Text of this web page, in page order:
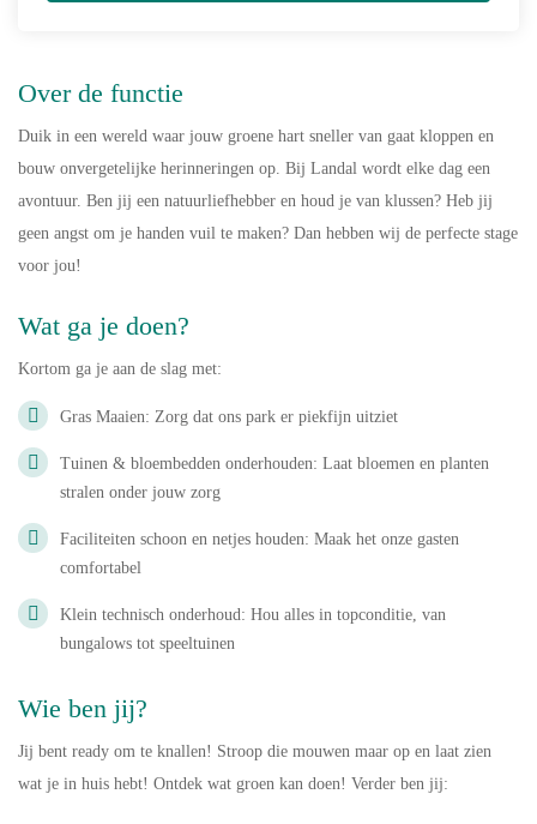
Over de functie
Duik in een wereld waar jouw groene hart sneller van gaat kloppen en
bouw onvergetelijke herinneringen op. Bij Landal wordt elke dag een
avontuur. Ben jij een natuurliefhebber en houd je van klussen? Heb jij
geen angst om je handen vuil te maken? Dan hebben wij de perfecte stage
voor jou!
Wat ga je doen?
Kortom ga je aan de slag met:
Gras Maaien: Zorg dat ons park er piekfijn uitziet
Tuinen & bloembedden onderhouden: Laat bloemen en planten
stralen onder jouw zorg
Faciliteiten schoon en netjes houden: Maak het onze gasten
comfortabel
Klein technisch onderhoud: Hou alles in topconditie, van
bungalows tot speeltuinen
Wie ben jij?
Jij bent ready om te knallen! Stroop die mouwen maar op en laat zien
wat je in huis hebt! Ontdek wat groen kan doen! Verder ben jij: